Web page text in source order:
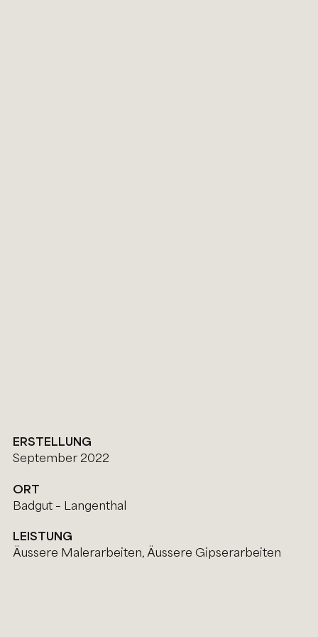
ERSTELLUNG
September 2022
ORT
Badgut – Langenthal
LEISTUNG
Äussere Malerarbeiten, Äussere Gipserarbeiten